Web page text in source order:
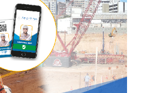
autorizando os acessos,
documental.
MAIS